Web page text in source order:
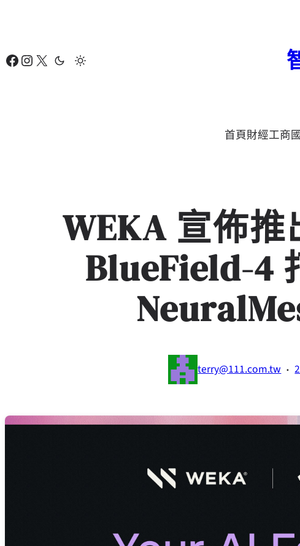
要
Facebook Instagram X
首頁財經工商
WEKA 宣佈
BlueField-4
terry@111.com.tw ·